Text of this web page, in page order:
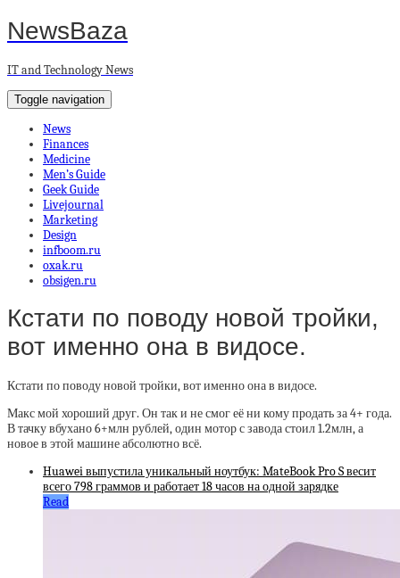
NewsBaza
IT and Technology News
Toggle navigation
News
Finances
Medicine
Men’s Guide
Geek Guide
Livejournal
Marketing
Design
infboom.ru
oxak.ru
obsigen.ru
Кстати по поводу новой тройки,
вот именно она в видосе.
Кстати по поводу новой тройки, вот именно она в видосе.
Макс мой хороший друг. Он так и не смог её ни кому продать за 4+ года.
В тачку вбухано 6+млн рублей, один мотор с завода стоил 1.2млн, а
новое в этой машине абсолютно всё.
Huawei выпустила уникальный ноутбук: MateBook Pro S весит
всего 798 граммов и работает 18 часов на одной зарядке
Read